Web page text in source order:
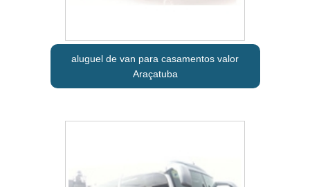
aluguel de van para casamentos valor
Araçatuba